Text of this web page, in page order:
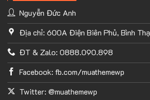
Nguyễn Đức Anh
Địa chỉ: 600A Điện Biên Phủ, Bình
ĐT & Zalo: 0888.090.898
Facebook: fb.com/muathemewp
Twitter: @muathemewp